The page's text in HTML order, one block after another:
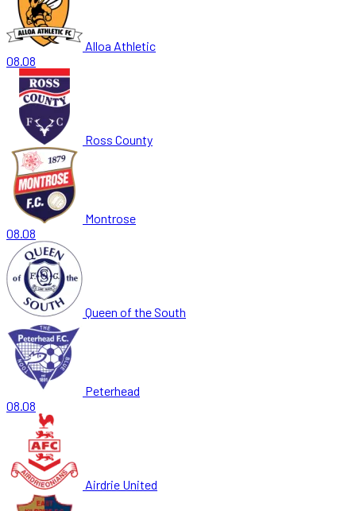
Alloa Athletic
08.08
Ross County
Montrose
08.08
Queen of the South
Peterhead
08.08
Airdrie United